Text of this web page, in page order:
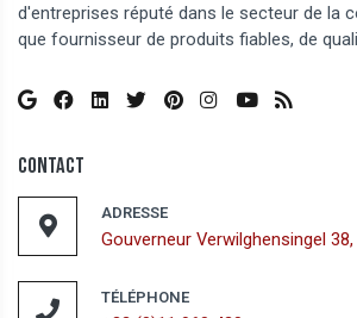
d'entreprises réputé dans le secteur de la
que fournisseur de produits fiables, de
Contact
ADRESSE
Gouverneur Verwilghensingel
TÉLÉPHONE